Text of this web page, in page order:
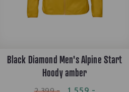
Black Diamond Men's Alpine Start
Hoody amber